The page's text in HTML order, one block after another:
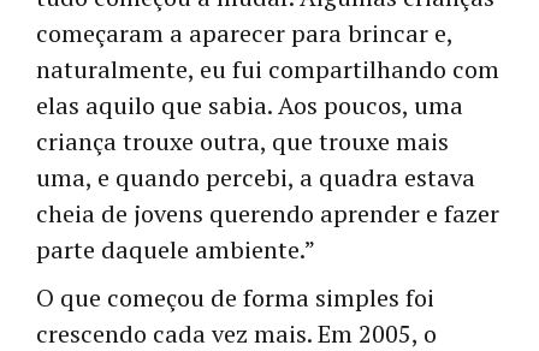
começaram a aparecer para brincar e,
naturalmente, eu fui compartilhando com
elas aquilo que sabia. Aos poucos, uma
criança trouxe outra, que trouxe mais
uma, e quando percebi, a quadra estava
cheia de jovens querendo aprender e fazer
parte daquele ambiente.”
O que começou de forma simples foi
crescendo cada vez mais. Em 2005, o